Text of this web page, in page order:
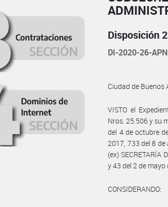
Disposición
DI-2020-26-
Ciudad de
VISTO el
Nros. 25.506 y su
del 4 de octubre
2017, 733 del 8
(ex) SECRETARÍA
y 43 del 2 de mayo
CONSIDERANDO: